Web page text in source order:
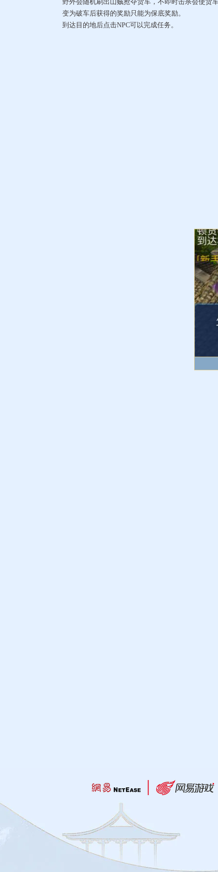
野外会随机刷出山贼抢夺货车，不即时击杀会使货
变为破车后获得的奖励只能为保底奖励。
到达目的地后点击NPC可以完成任务。